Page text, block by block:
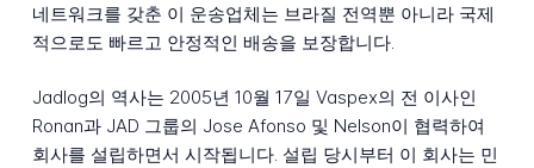
네트워크를 갖춘 이 운송업체는 브라질 전역뿐 아니라 국제
적으로도 빠르고 안정적인 배송을 보장합니다.
Jadlog의 역사는 2005년 10월 17일 Vaspex의 전 이사인
Ronan과 JAD 그룹의 Jose Afonso 및 Nelson이 협력하여
회사를 설립하면서 시작됩니다. 설립 당시부터 이 회사는 민